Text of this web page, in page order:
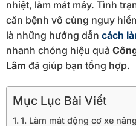
nhiệt, làm mát máy. Tình
căn bệnh vô cùng nguy
là những hướng dẫn cách
nhanh chóng hiệu quả
Lâm đã giúp bạn tổng hợp.
Mục Lục Bài Viết
1. Làm mát động cơ xe